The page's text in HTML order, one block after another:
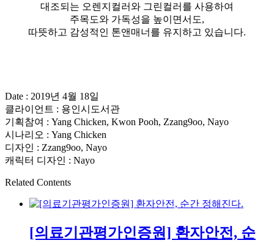
대조되는 오렌지컬러와 그린컬러를 사용하여
주목도와 가독성을 높이면서도,
따뜻하고 감성적인 톤앤매너를 유지하고 있습니다.
Date : 2019년 4월 18일
클라이언트 : 용인시도서관
기획참여 : Yang Chicken, Kwon Pooh, Zzang9oo, Nayo
시나리오 : Yang Chicken
디자인 : Zzang9oo, Nayo
캐릭터 디자인 : Nayo
Related Contents
[의료기관평가인증원] 환자안전, 순